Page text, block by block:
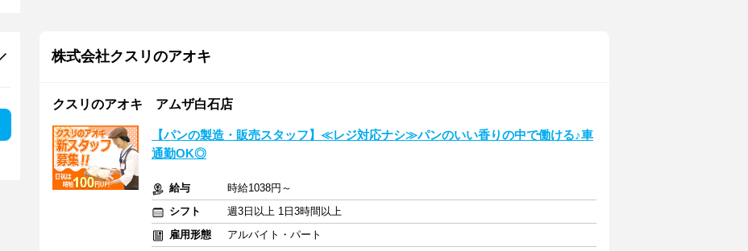
株式会社クスリのアオキ
クスリのアオキ アムザ白石店
【パンの製造・販売スタッフ】≪レジ対応ナシ≫パンのいい香りの中で働ける♪車
通勤OK◎
給与
時給1038円～
シフト
週3日以上 1日3時間以上
雇用形態
アルバイト・パート